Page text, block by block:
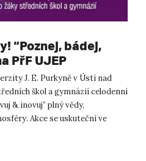
“Poznej, bádej,
PřF UJEP
J. E. Purkyně v Ústí nad
škol a gymnázií celodenní
& inovuj” plný vědy,
Akce se uskuteční ve